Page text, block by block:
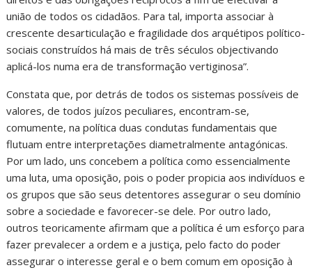
união de todos os cidadãos. Para tal, importa associar à
crescente desarticulação e fragilidade dos arquétipos político-
sociais construídos há mais de três séculos objectivando
aplicá-los numa era de transformação vertiginosa”.
Constata que, por detrás de todos os sistemas possíveis de
valores, de todos juízos peculiares, encontram-se,
comumente, na política duas condutas fundamentais que
flutuam entre interpretações diametralmente antagónicas.
Por um lado, uns concebem a política como essencialmente
uma luta, uma oposição, pois o poder propicia aos indivíduos e
os grupos que são seus detentores assegurar o seu domínio
sobre a sociedade e favorecer-se dele. Por outro lado,
outros teoricamente afirmam que a política é um esforço para
fazer prevalecer a ordem e a justiça, pelo facto do poder
assegurar o interesse geral e o bem comum em oposição à